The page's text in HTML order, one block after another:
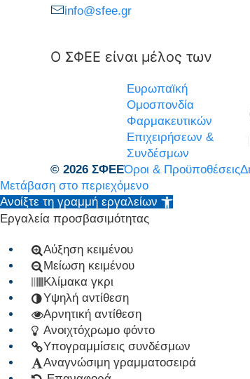
info@sfee.gr
Ο ΣΦΕΕ είναι μέλος των
Ευρωπαϊκή
Ομοσπονδία
Φαρμακευτικών
Επιχειρήσεων &
Συνδέσμων
© 2026 ΣΦΕΕΌροι & Προϋποθέσεις
Μετάβαση στο περιεχόμενο
Ανοίξτε τη γραμμή εργαλείων
Εργαλεία προσβασιμότητας
Αύξηση κειμένου
Μείωση κειμένου
Κλίμακα γκρι
Υψηλή αντίθεση
Αρνητική αντίθεση
Ανοιχτόχρωμο φόντο
Υπογραμμίσεις συνδέσμων
Αναγνώσιμη γραμματοσειρά